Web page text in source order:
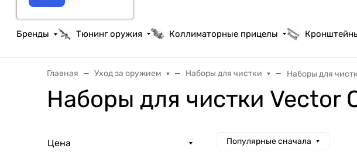
Бренды Тюнинг оружия Коллиматорные прицелы
Главная Уход за оружием Наборы для чистки Наборы для
Наборы для чистки Vector
Цена Популярные сначала